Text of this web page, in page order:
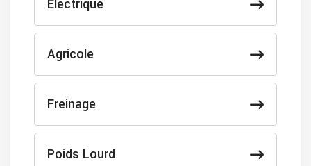
Electrique
Agricole
Freinage
Poids Lourd